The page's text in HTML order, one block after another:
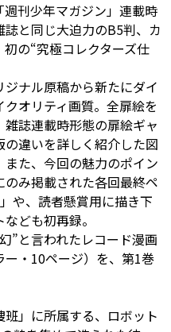
刊少年マガジン」連載時
と同じ大迫力のB5判、カ
の“究極コレクターズ仕
ナル原稿から新たにダイ
オリティ画質。全扉絵を
誌連載時形態の扉絵ギャ
違いを詳しく紹介した図
た、今回の魅力のポイン
のみ掲載された各回最終ペ
や、読者懸賞用に描き下
ども初再録。
”と言われたレコード漫画
・10ページ）を、第1巻
」に所属する、ロボット